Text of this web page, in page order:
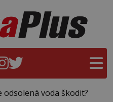
voda škodit?